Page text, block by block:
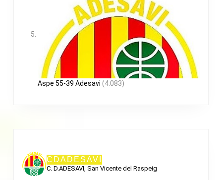
Aspe 55-39 Adesavi (4.083)
CDADESAVI
C. D.ADESAVI, San Vicente del Raspeig